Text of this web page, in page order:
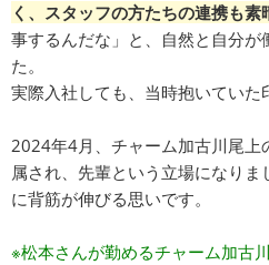
く、スタッフの方たちの連携も素
事するんだな」と、自然と自分が
た。
実際入社しても、当時抱いていた
2024年4月、チャーム加古川尾上
属され、先輩という立場になり
に背筋が伸びる思いです。
※松本さんが勤めるチャーム加古